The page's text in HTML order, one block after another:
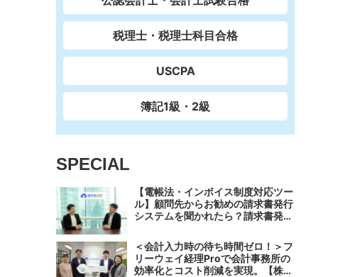
税理士・税理士科目合格
USCPA
簿記1級・2級
SPECIAL
【電帳法・インボイス制度対応ツー
ル】顧問先からお勧めの請求書発行
システムを聞かれたら？請求書発行
つのシステムで完結する 「請求
QUICK」の魅力に迫る
＜会計入力時の待ち時間ゼロ！＞フ
リーウェイ経理Proで会計事務所の
効率化とコスト削減を実現。【株式